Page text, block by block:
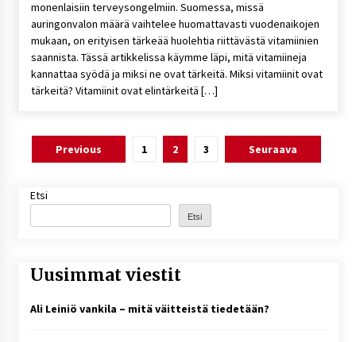
monenlaisiin terveysongelmiin. Suomessa, missä
auringonvalon määrä vaihtelee huomattavasti vuodenaikojen
mukaan, on erityisen tärkeää huolehtia riittävästä vitamiinien
saannista. Tässä artikkelissa käymme läpi, mitä vitamiineja
kannattaa syödä ja miksi ne ovat tärkeitä. Miksi vitamiinit ovat
tärkeitä? Vitamiinit ovat elintärkeitä […]
Artikkelien
Previous 1 2 3 Seuraava
Etsi
Etsi
Uusimmat viestit
Ali Leiniö vankila – mitä väitteistä tiedetään?